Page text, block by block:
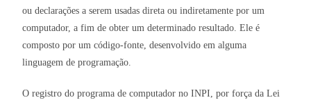
ou declarações a serem usadas direta ou indiretamente por um
computador, a fim de obter um determinado resultado. Ele é
composto por um código-fonte, desenvolvido em alguma
linguagem de programação.
O registro do programa de computador no INPI, por força da Lei